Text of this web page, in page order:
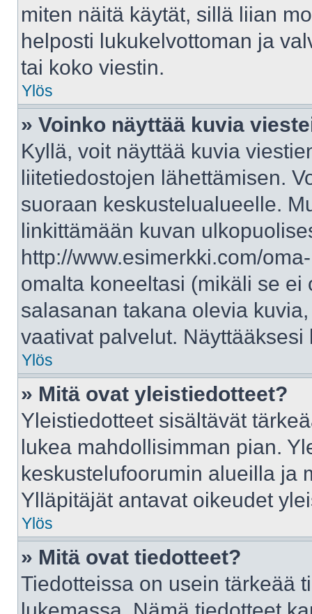
miten näitä käytät, sillä liian
helposti lukukelvottoman ja
tai koko viestin.
Ylös
» Voinko näyttää kuvia
Kyllä, voit näyttää kuvia
liitetiedostojen lähettämisen.
suoraan keskustelualueelle.
linkittämään kuvan
http://www.esimerkki.com/
omalta koneeltasi (mikäli se
salasanan takana olevia
vaativat palvelut.
Ylös
» Mitä ovat yleistiedotteet?
Yleistiedotteet sisältävät
lukea mahdollisimman pian.
keskustelufoorumin alueilla ja
Ylläpitäjät antavat oikeudet
Ylös
» Mitä ovat tiedotteet?
Tiedotteissa on usein tärkeää